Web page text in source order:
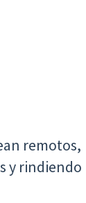
remotos,
y rindiendo